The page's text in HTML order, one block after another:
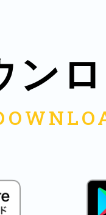
ン
多度津